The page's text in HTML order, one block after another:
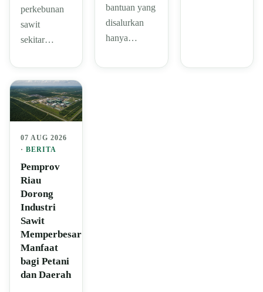
perkebunan
sawit
sekitar…
bantuan yang
disalurkan
hanya…
07 AUG 2026
· BERITA
Pemprov
Riau
Dorong
Industri
Sawit
Memperbesar
Manfaat
bagi Petani
dan Daerah